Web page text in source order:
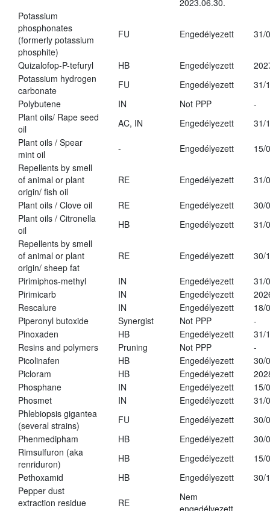
2023.06.30.
Potassium
phosphonates
(formerly potassium
phosphite)
FU Engedélyezett 31/
Quizalofop-P-tefuryl HB Engedélyezett
Potassium hydrogen
carbonate
FU Engedélyezett
31/
Polybutene
IN Not PPP
-
Plant oils/ Rape seed
oil
AC, IN Engedélyezett
31/
Plant oils / Spear
mint oil
- Engedélyezett
15/
Repellents by smell
of animal or plant
origin/ fish oil
RE Engedélyezett 31/
Plant oils / Clove oil RE Engedélyezett
30/
Plant oils / Citronella
oil
HB Engedélyezett
31/
Repellents by smell
of animal or plant
origin/ sheep fat
RE Engedélyezett 30/
Pirimiphos-methyl IN Engedélyezett
31/
Pirimicarb
IN Engedélyezett
Rescalure
IN Engedélyezett
18/
Piperonyl butoxide
Synergist Not PPP
-
Pinoxaden
HB Engedélyezett
31/
Resins and polymers
Pruning Not PPP
-
Picolinafen
HB Engedélyezett
30/
Picloram
HB Engedélyezett
Phosphane
IN Engedélyezett
15/
Phosmet
IN Engedélyezett
31/
Phlebiopsis gigantea
(several strains)
FU Engedélyezett
30/
Phenmedipham
HB Engedélyezett
30/
Rimsulfuron (aka
renriduron)
HB Engedélyezett
15/
Pethoxamid
HB Engedélyezett
30/
Pepper dust
extraction residue
RE
Nem